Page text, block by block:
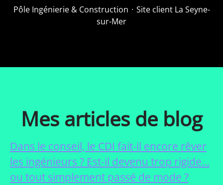
Pôle Ingénierie & Construction · Site client La Seyne-
sur-Mer
Mes articles de blog
Dans le conseil, le CDI fait-il encore rêver
les ingénieurs ? Est-il devenu trop rigide…
ou tout simplement passé de mode ?